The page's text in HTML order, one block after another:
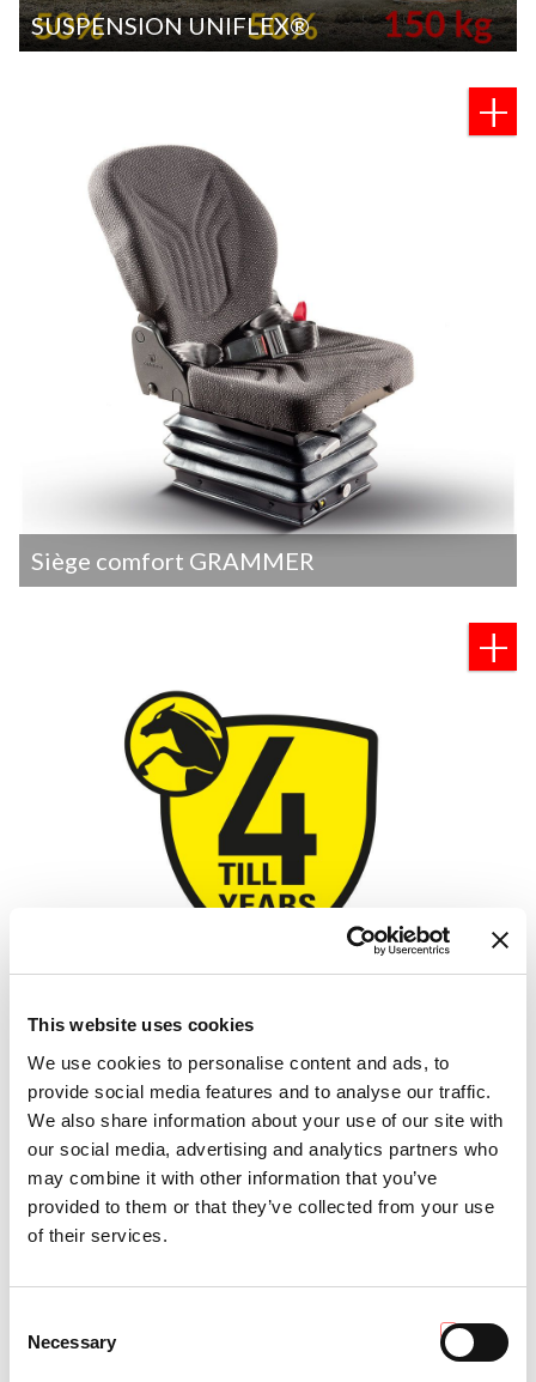
This website uses cookies
We use cookies to personalise content and ads, to
provide social media features and to analyse our traffic.
We also share information about your use of our site with
our social media, advertising and analytics partners who
may combine it with other information that you’ve
provided to them or that they’ve collected from your use
of their services.
Selection
Necessary
SUSPENSION UNIFLEX®
Siège comfort GRAMMER
Extension de garantie